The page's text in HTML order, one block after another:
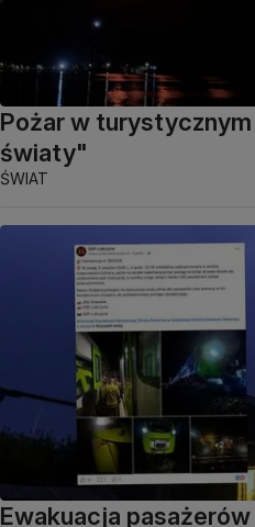
Pożar w
światy"
ŚWIAT
Ewakuacja